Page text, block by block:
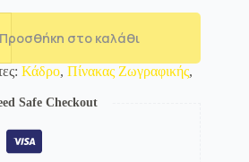
Προσθήκη στο καλάθι
Κάδρο, Πίνακας Ζωγραφικής,
Safe Checkout